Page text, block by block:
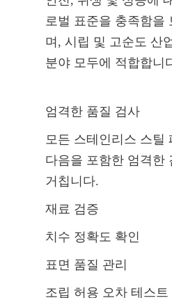
로벌 표준을 충족함을
며, 시립 및 고순도 산
분야 모두에 적합합니
엄격한 품질 검사
모든 스테인리스 스틸
다음을 포함한 엄격한
거칩니다.
재료 검증
치수 정확도 확인
표면 품질 관리
조립 허용 오차 테스트